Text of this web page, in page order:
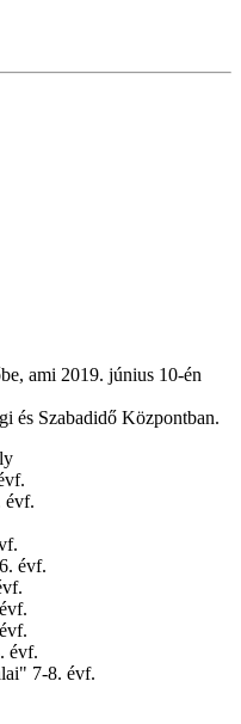
ami 2019. június 10-én
és Szabadidő Központban.
évf.
évf.
évf.
7-8. évf.